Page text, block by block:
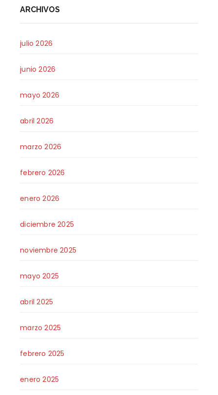
ARCHIVOS
julio 2026
junio 2026
mayo 2026
abril 2026
marzo 2026
febrero 2026
enero 2026
diciembre 2025
noviembre 2025
mayo 2025
abril 2025
marzo 2025
febrero 2025
enero 2025